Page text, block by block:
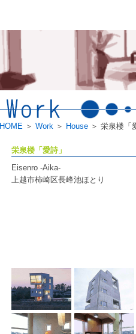
HOME ＞ Work ＞ House ＞ 栄泉楼「
栄泉楼「愛詩」
Eisenro -Aika-
上越市柿崎区長峰池ほとり